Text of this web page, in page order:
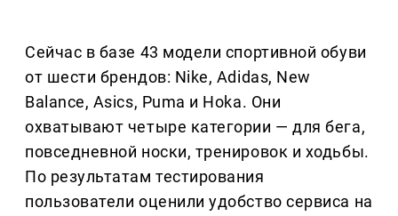
Сейчас в базе 43 модели спортивной обуви
от шести брендов: Nike, Adidas, New
Balance, Asics, Puma и Hoka. Они
охватывают четыре категории — для бега,
повседневной носки, тренировок и ходьбы.
По результатам тестирования
пользователи оценили удобство сервиса на